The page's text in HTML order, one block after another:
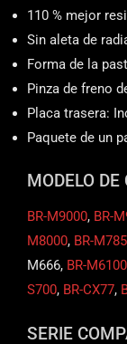
110 % mejor
Sin aleta de
Forma de la
Pinza de freno
Placa trasera:
Paquete de un
MODELO
BR-M9000, BR-
M8000, BR-M785
M666, BR-M6100
S700, BR-CX77,
SERIE